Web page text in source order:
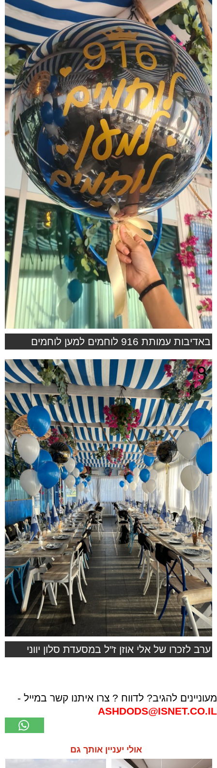
באדיבות עמותת 916 לוחמים למען לוחמים
ערב לזכרו של אלי אוזן ז"ל במסעדת סלון יווני
מעוניינים להגיב? לדווח ? צרו איתנו קשר במייל -
ASHDODS@ISNET.CO.IL
אולי יעניין אותך גם